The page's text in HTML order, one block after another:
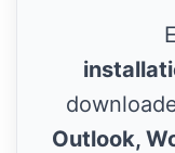
Outlook,